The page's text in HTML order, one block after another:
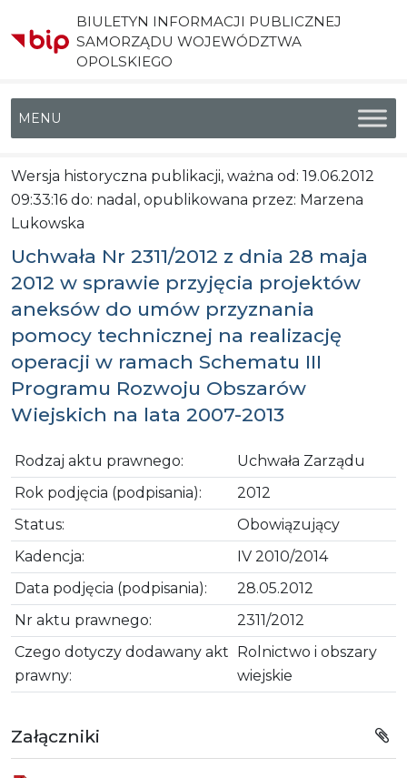
BIULETYN INFORMACJI PUBLICZNEJ
SAMORZĄDU WOJEWÓDZTWA
OPOLSKIEGO
Menu główne
Wersja historyczna publikacji, ważna od: 19.06.2012
09:33:16 do: nadal, opublikowana przez: Marzena
Lukowska
Uchwała Nr 2311/2012 z dnia 28 maja
2012 w sprawie przyjęcia projektów
aneksów do umów przyznania
pomocy technicznej na realizację
operacji w ramach Schematu III
Programu Rozwoju Obszarów
Wiejskich na lata 2007-2013
Rodzaj aktu prawnego:
Uchwała Zarządu
Rok podjęcia (podpisania):
2012
Status:
Obowiązujący
Kadencja:
IV 2010/2014
Data podjęcia (podpisania):
28.05.2012
Nr aktu prawnego:
2311/2012
Czego dotyczy dodawany akt
prawny:
Rolnictwo i obszary
wiejskie
Załączniki